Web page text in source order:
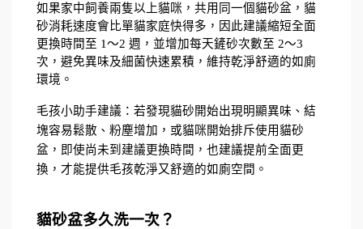
如果家中飼養兩隻以上貓咪，共用同一個貓砂盆，貓
砂消耗速度會比單貓家庭快得多，因此建議縮短全面
更換時間至 1～2 週，並增加每天鏟砂次數至 2～3
次，避免異味及細菌快速累積，維持乾淨舒適的如廁
環境。
毛孩小助手建議：若發現貓砂開始出現明顯異味、結
塊容易鬆散、粉塵增加，或貓咪開始排斥使用貓砂
盆，即使尚未到建議更換時間，也建議提前全面更
換，才能提供毛孩乾淨又舒適的如廁空間。
貓砂盆多久洗一次？